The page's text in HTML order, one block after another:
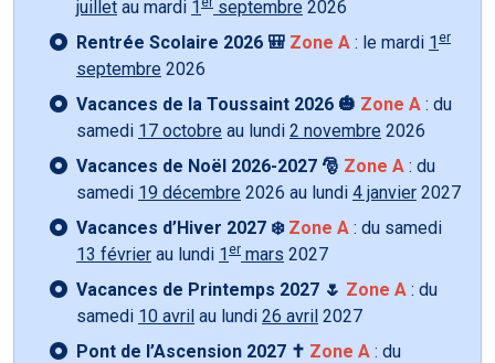
juillet au mardi 1 septembre 2026
Rentrée Scolaire 2026 🎒 Zone A : le mardi 1 er
septembre 2026
Vacances de la Toussaint 2026 🎃 Zone A : du
samedi 17 octobre au lundi 2 novembre 2026
Vacances de Noël 2026-2027 🎅 Zone A : du
samedi 19 décembre 2026 au lundi 4 janvier 2027
Vacances d’Hiver 2027 ❄️ Zone A : du samedi
13 février au lundi 1 er mars 2027
Vacances de Printemps 2027 🌷 Zone A : du
samedi 10 avril au lundi 26 avril 2027
Pont de l’Ascension 2027 ✝️ Zone A : du